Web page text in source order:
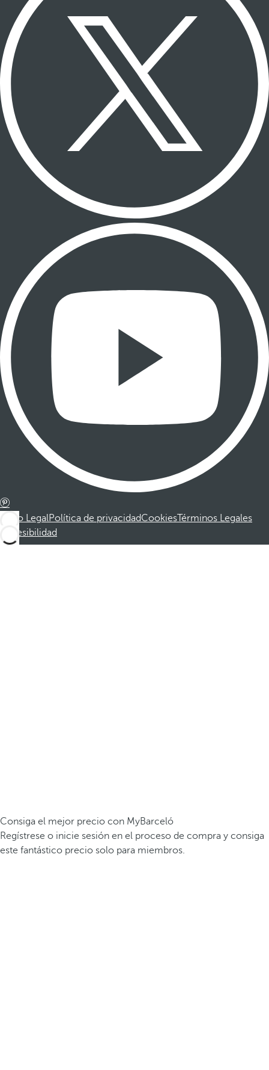
Aviso LegalPolítica de privacidadCookiesTérminos Legales
Accesibilidad
Consiga el mejor precio con MyBarceló
Regístrese o inicie sesión en el proceso de compra y consiga
este fantástico precio solo para miembros.